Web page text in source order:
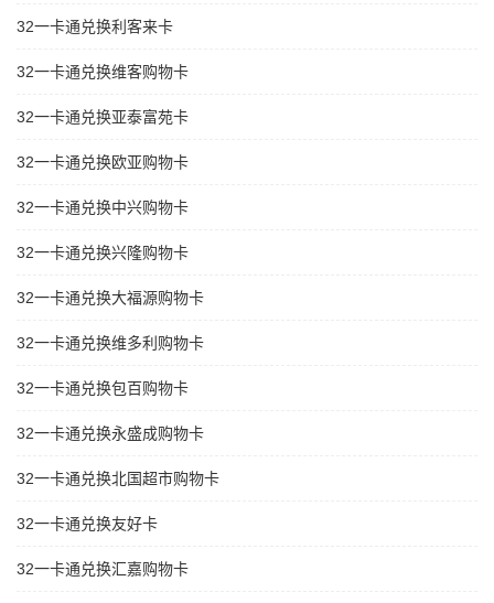
32一卡通兑换利客来卡
32一卡通兑换维客购物卡
32一卡通兑换亚泰富苑卡
32一卡通兑换欧亚购物卡
32一卡通兑换中兴购物卡
32一卡通兑换兴隆购物卡
32一卡通兑换大福源购物卡
32一卡通兑换维多利购物卡
32一卡通兑换包百购物卡
32一卡通兑换永盛成购物卡
32一卡通兑换北国超市购物卡
32一卡通兑换友好卡
32一卡通兑换汇嘉购物卡